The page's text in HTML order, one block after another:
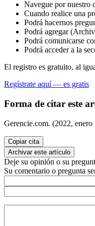
Navegue por nuestro
Cuando realice una
Podrá hacernos
Podrá agregar
Podrá comunicarse
Podrá acceder a la
El registro es gratuito, al
Regístrate aquí — es gratis
Forma de citar este
Gerencie.com. (2022, enero
Copiar cita
Archivar este artículo
Deje su opinión o su
Su comentario o pregunta